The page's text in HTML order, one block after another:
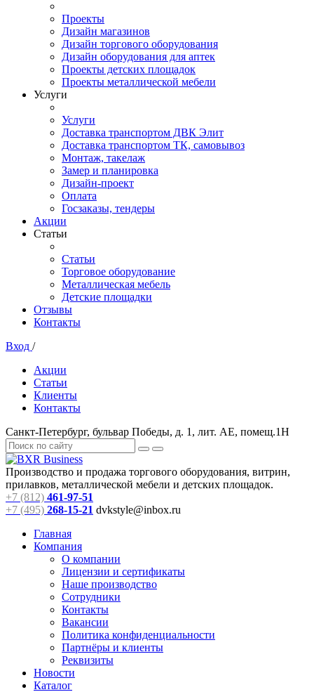
Проекты
Дизайн магазинов
Дизайн торгового оборудования
Дизайн оборудования для аптек
Проекты детских площадок
Проекты металлической мебели
Услуги
Услуги
Доставка транспортом ДВК Элит
Доставка транспортом ТК, самовывоз
Монтаж, такелаж
Замер и планировка
Дизайн-проект
Оплата
Госзаказы, тендеры
Акции
Статьи
Статьи
Торговое оборудование
Металлическая мебель
Детские площадки
Отзывы
Контакты
Вход /
Акции
Статьи
Клиенты
Контакты
Санкт-Петербург, бульвар Победы, д. 1, лит. АЕ, помещ.1Н
Производство и продажа торгового оборудования, витрин,
прилавков, металлической мебели и детских площадок.
+7 (812) 461-97-51
+7 (495) 268-15-21 dvkstyle@inbox.ru
Главная
Компания
О компании
Лицензии и сертификаты
Наше производство
Сотрудники
Контакты
Вакансии
Политика конфиденциальности
Партнёры и клиенты
Реквизиты
Новости
Каталог